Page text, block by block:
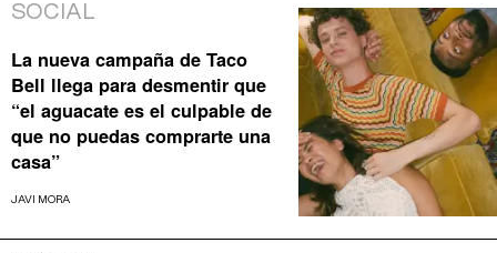
SOCIAL
La nueva campaña de Taco
Bell llega para desmentir que
“el aguacate es el culpable de
que no puedas comprarte una
casa”
JAVI MORA